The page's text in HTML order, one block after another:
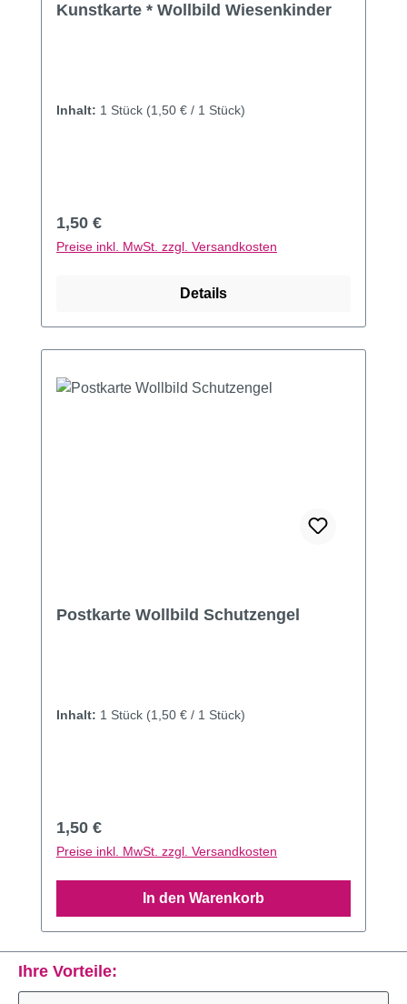
Kunstkarte * Wollbild Wiesenkinder
Inhalt: 1 Stück (1,50 € / 1 Stück)
Regulärer Preis:
1,50 €
Preise inkl. MwSt. zzgl. Versandkosten
Details
Postkarte Wollbild Schutzengel
Inhalt: 1 Stück (1,50 € / 1 Stück)
Regulärer Preis:
1,50 €
Preise inkl. MwSt. zzgl. Versandkosten
In den Warenkorb
Ihre Vorteile: